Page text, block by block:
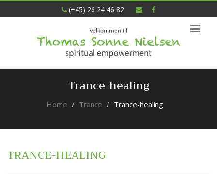
(+45) 26 24 46 82
Trance-healing
Home Trance Trance-healing
TRANCE-HEALING